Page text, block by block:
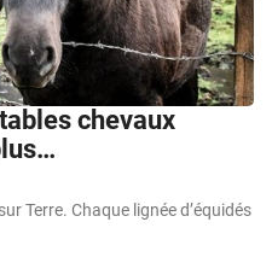
chevaux
Terre. Chaque lignée d’équidés